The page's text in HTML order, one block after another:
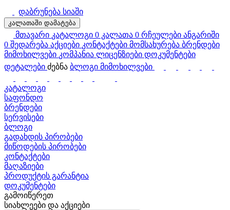
დაბრუნება სიაში
კალათაში დამატება
მთავარი კატალოგი 0 კალათა 0 რჩეულები ანგარიში
0 შედარება აქციები კონტაქტები მომსახურება ბრენდები
მიმოხილვები კომპანია ლიცენზიები დოკუმენტები
დეტალები ძებნა ბლოგი მიმოხილვები
კატალოგი
საფონდო
ბრენდები
სერვისები
ბლოგი
გადახდის პირობები
მიწოდების პირობები
კონტაქტები
მაღაზიები
პროდუქტის გარანტია
დოკუმენტები
გამოიწერეთ
სიახლეები და აქციები